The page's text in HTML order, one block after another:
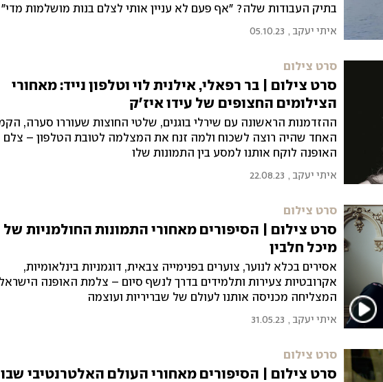
בתיק העבודות שלה? "אף פעם לא עניין אותי לצלם בנות מושלמות מדי"
איתי יעקב ,
05.10.23
סרט צילום
סרט צילום | בר רפאלי, אילנית לוי וטלפון נייד: מאחורי
הצילומים החצופים של עידו איז'ק
ההזדמנות הראשונה עם שירלי בוגנים, שלטי החוצות שעוררו סערה,
האחד שהיה רוצה לשכוח ולמה זנח את המצלמה לטובת הטלפון – צלם
האופנה לוקח אותנו למסע בין התמונות שלו
איתי יעקב ,
22.08.23
סרט צילום
סרט צילום | הסיפורים מאחורי התמונות החולמניות של
מיכל חלבין
אסירים בכלא לנוער, צוערים בפנימייה צבאית, דוגמניות בינלאומיות,
אקרובטיות צעירות ותלמידים בדרך לנשף סיום – צלמת האופנה
המצליחה מכניסה אותנו לעולם של שבריריות ועוצמה
איתי יעקב ,
31.05.23
סרט צילום
סרט צילום | הסיפורים מאחורי העולם האלטרנטיבי